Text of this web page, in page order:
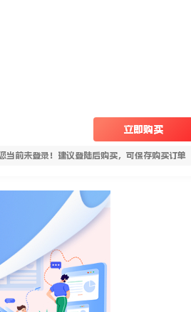
立即购买
当前未登录！建议登陆后购买，可保存购买订单